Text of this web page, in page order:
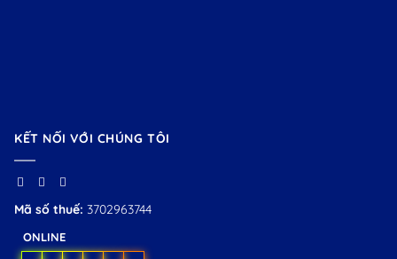
KẾT NỐI VỚI CHÚNG TÔI
Mã số thuế: 3702963744
ONLINE